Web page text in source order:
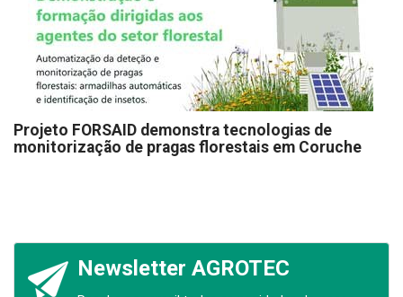
Projeto FORSAID demonstra tecnologias de
monitorização de pragas florestais em Coruche
Newsletter AGROTEC